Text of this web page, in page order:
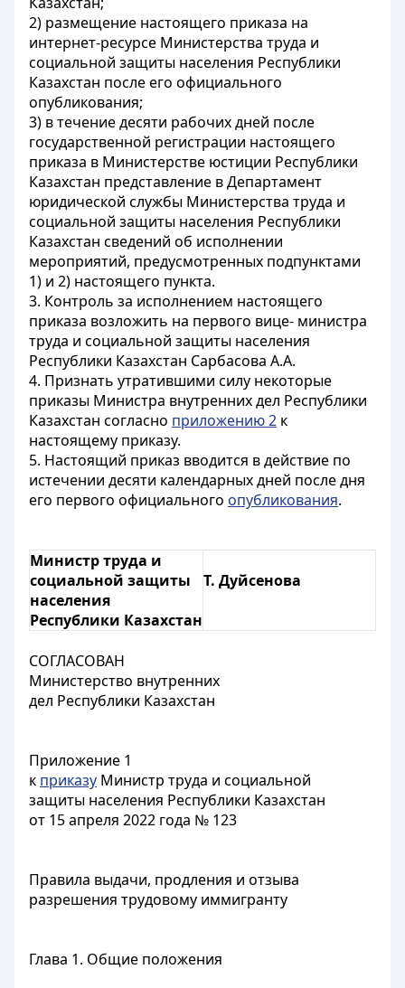
2) размещение настоящего приказа на
интернет-ресурсе Министерства труда и
социальной защиты населения Республики
Казахстан после его официального
опубликования;
3) в течение десяти рабочих дней после
государственной регистрации настоящего
приказа в Министерстве юстиции Республики
Казахстан представление в Департамент
юридической службы Министерства труда и
социальной защиты населения Республики
Казахстан сведений об исполнении
мероприятий, предусмотренных подпунктами
1) и 2) настоящего пункта.
3. Контроль за исполнением настоящего
приказа возложить на первого вице- министра
труда и социальной защиты населения
Республики Казахстан Сарбасова А.А.
4. Признать утратившими силу некоторые
приказы Министра внутренних дел Республики
Казахстан согласно приложению 2 к
настоящему приказу.
5. Настоящий приказ вводится в действие по
истечении десяти календарных дней после дня
его первого официального опубликования.
Министр труда и
социальной защиты
населения
Республики Казахстан
Т. Дуйсенова
СОГЛАСОВАН
Министерство внутренних
дел Республики Казахстан
Приложение 1
к приказу Министр труда и социальной
защиты населения Республики Казахстан
от 15 апреля 2022 года № 123
Правила выдачи, продления и отзыва
разрешения трудовому иммигранту
Глава 1. Общие положения